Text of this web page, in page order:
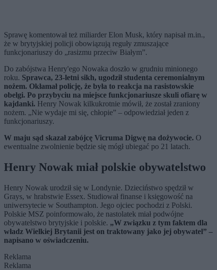
Sprawę komentował też miliarder Elon Musk, który napisał m.in.,
że w brytyjskiej policji obowiązują reguły zmuszające
funkcjonariuszy do „rasizmu przeciw Białym”.
Do zabójstwa Henry'ego Nowaka doszło w grudniu minionego
roku. Sprawca, 23-letni sikh, ugodził studenta ceremonialnym
nożem. Okłamał policję, że była to reakcja na rasistowskie
obelgi. Po przybyciu na miejsce funkcjonariusze skuli ofiarę w
kajdanki. Henry Nowak kilkukrotnie mówił, że został zraniony
nożem. „Nie wydaje mi się, chłopie” – odpowiedział jeden z
funkcjonariuszy.
W maju sąd skazał zabójcę Vicruma Digwę na dożywocie. O
ewentualne zwolnienie będzie się mógł ubiegać po 21 latach.
Henry Nowak miał polskie obywatelstwo
Henry Nowak urodził się w Londynie. Dzieciństwo spędził w
Grays, w hrabstwie Essex. Studiował finanse i księgowość na
uniwersytecie w Southampton. Jego ojciec pochodzi z Polski.
Polskie MSZ poinformowało, że nastolatek miał podwójne
obywatelstwo brytyjskie i polskie. „W związku z tym faktem dla
władz Wielkiej Brytanii jest on traktowany jako jej obywatel” –
napisano w oświadczeniu.
Reklama
Reklama